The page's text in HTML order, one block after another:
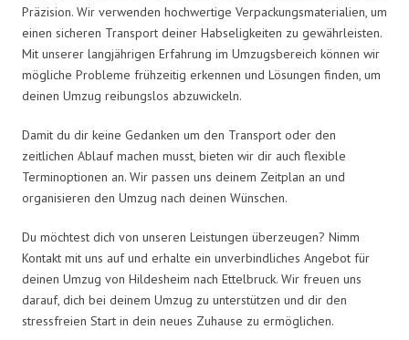
Präzision. Wir verwenden hochwertige Verpackungsmaterialien, um
einen sicheren Transport deiner Habseligkeiten zu gewährleisten.
Mit unserer langjährigen Erfahrung im Umzugsbereich können wir
mögliche Probleme frühzeitig erkennen und Lösungen finden, um
deinen Umzug reibungslos abzuwickeln.
Damit du dir keine Gedanken um den Transport oder den
zeitlichen Ablauf machen musst, bieten wir dir auch flexible
Terminoptionen an. Wir passen uns deinem Zeitplan an und
organisieren den Umzug nach deinen Wünschen.
Du möchtest dich von unseren Leistungen überzeugen? Nimm
Kontakt mit uns auf und erhalte ein unverbindliches Angebot für
deinen Umzug von Hildesheim nach Ettelbruck. Wir freuen uns
darauf, dich bei deinem Umzug zu unterstützen und dir den
stressfreien Start in dein neues Zuhause zu ermöglichen.